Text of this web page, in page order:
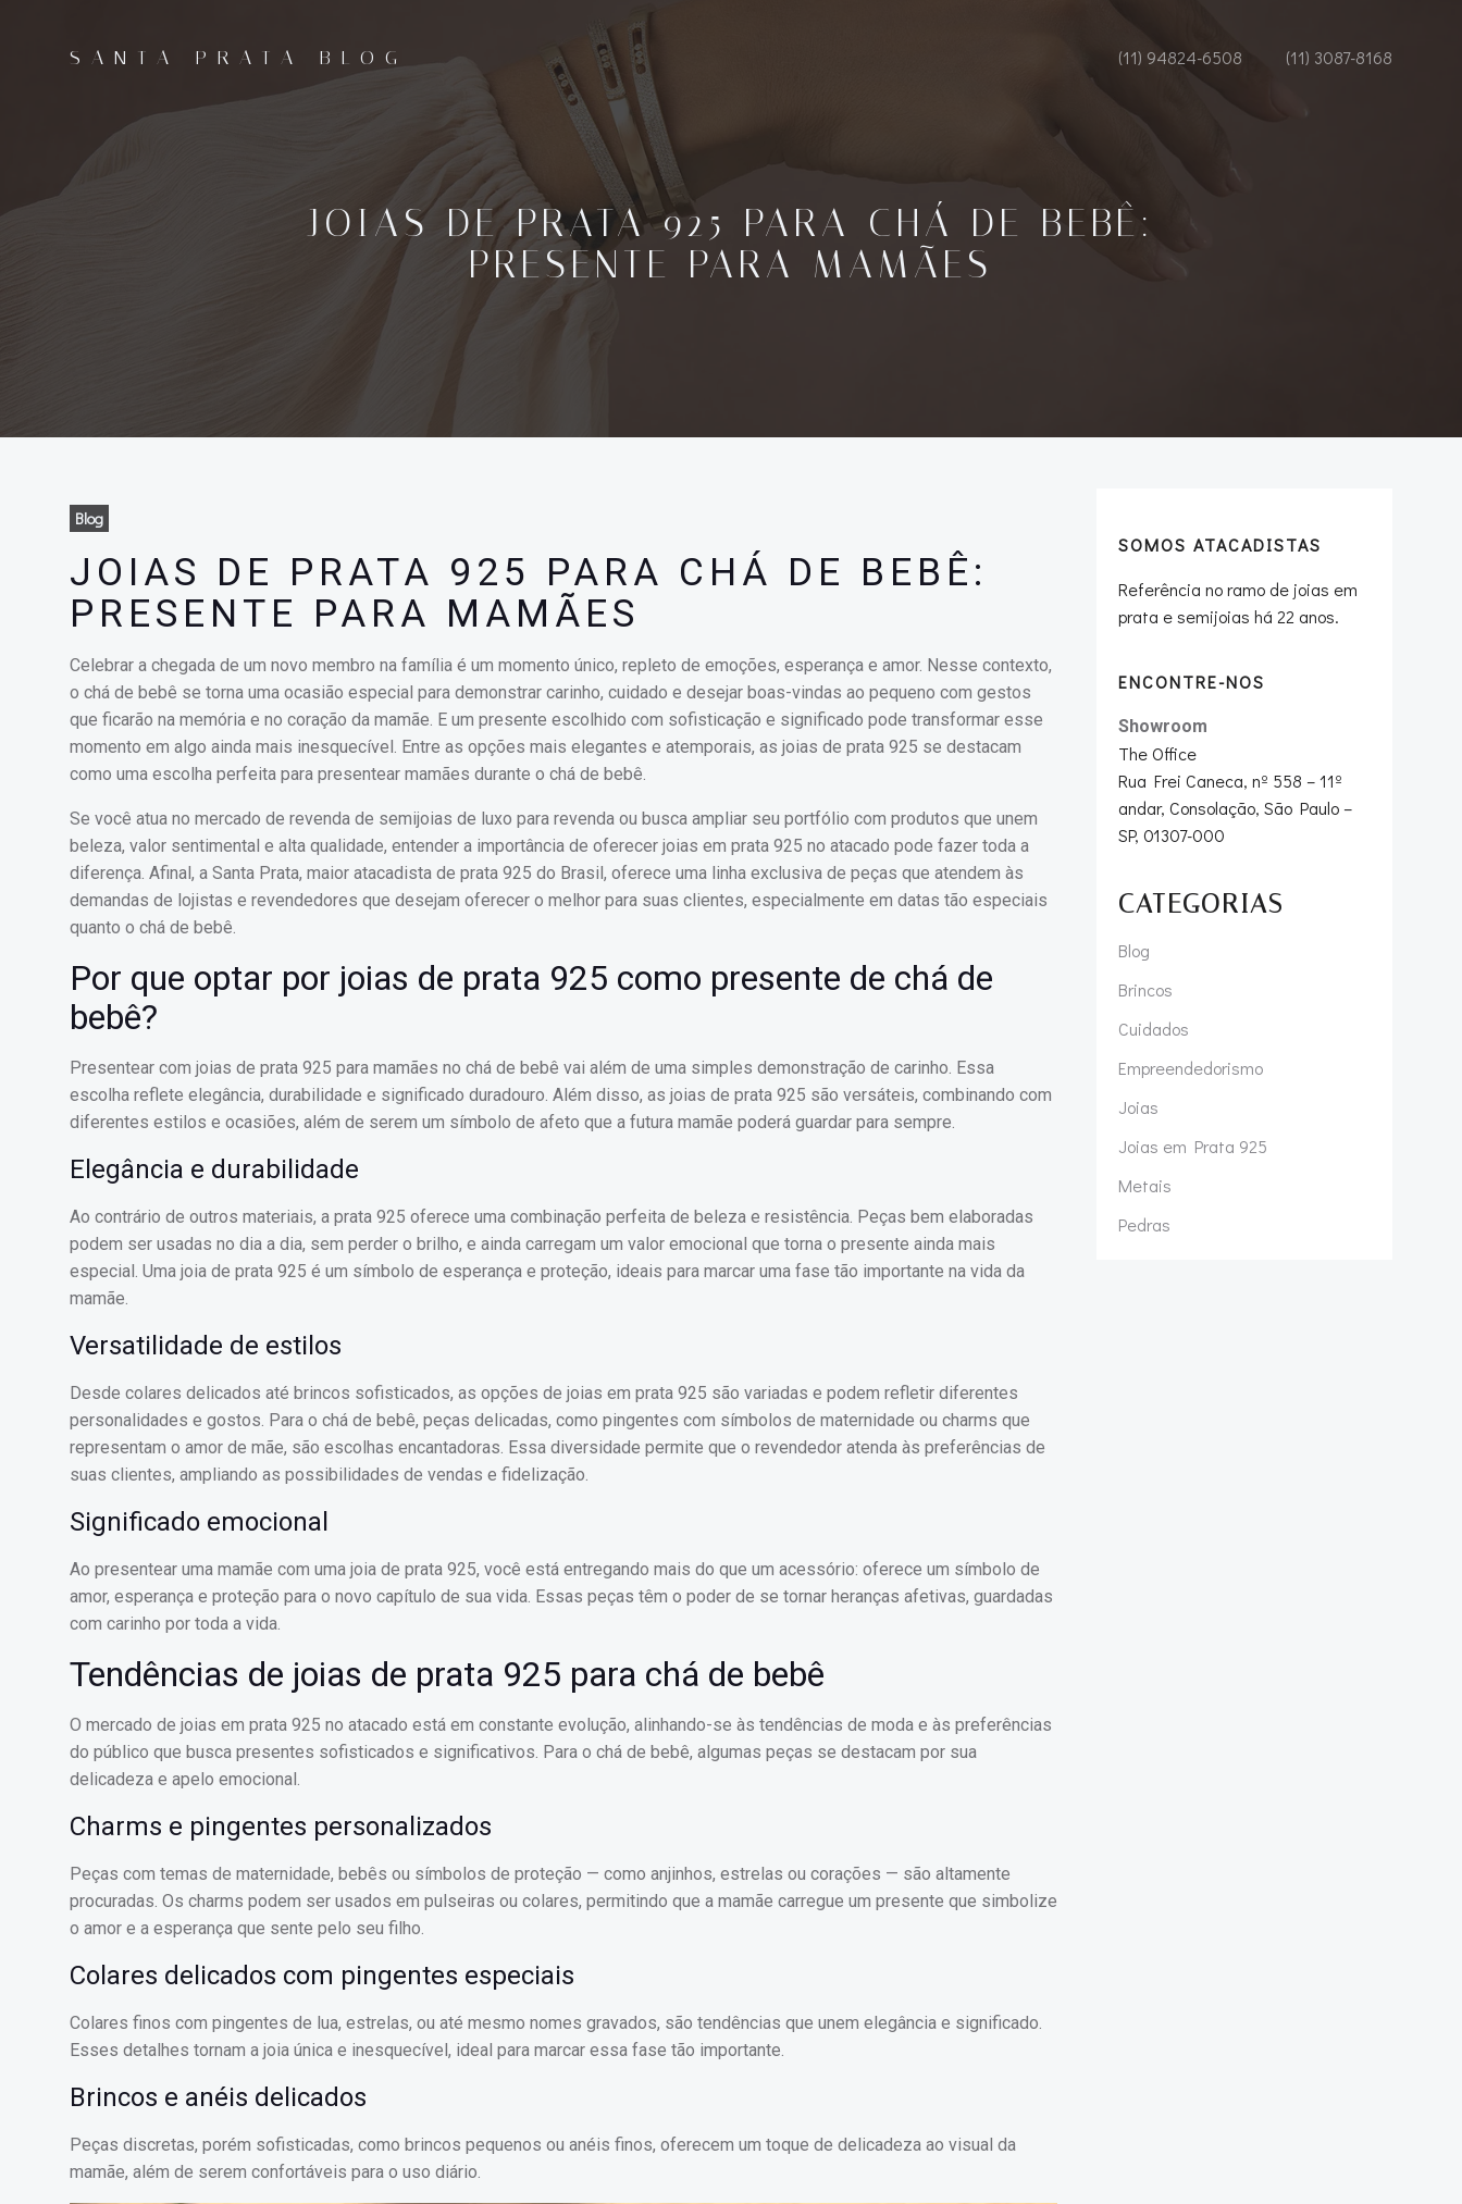
SANTA PRATA BLOG (11) 94824-6508 (11) 3087-8168
JOIAS DE PRATA 925 PARA CHÁ DE BEBÊ:
PRESENTE PARA MAMÃES
Blog
JOIAS DE PRATA 925 PARA CHÁ DE BEBÊ:
PRESENTE PARA MAMÃES
Celebrar a chegada de um novo membro na família é um momento único, repleto de emoções, esperança e amor. Nesse contexto,
o chá de bebê se torna uma ocasião especial para demonstrar carinho, cuidado e desejar boas-vindas ao pequeno com gestos
que ficarão na memória e no coração da mamãe. E um presente escolhido com sofisticação e significado pode transformar esse
momento em algo ainda mais inesquecível. Entre as opções mais elegantes e atemporais, as joias de prata 925 se destacam
como uma escolha perfeita para presentear mamães durante o chá de bebê.
Se você atua no mercado de revenda de semijoias de luxo para revenda ou busca ampliar seu portfólio com produtos que unem
beleza, valor sentimental e alta qualidade, entender a importância de oferecer joias em prata 925 no atacado pode fazer toda a
diferença. Afinal, a Santa Prata, maior atacadista de prata 925 do Brasil, oferece uma linha exclusiva de peças que atendem às
demandas de lojistas e revendedores que desejam oferecer o melhor para suas clientes, especialmente em datas tão especiais
quanto o chá de bebê.
Por que optar por joias de prata 925 como presente de chá de
bebê?
Presentear com joias de prata 925 para mamães no chá de bebê vai além de uma simples demonstração de carinho. Essa
escolha reflete elegância, durabilidade e significado duradouro. Além disso, as joias de prata 925 são versáteis, combinando com
diferentes estilos e ocasiões, além de serem um símbolo de afeto que a futura mamãe poderá guardar para sempre.
Elegância e durabilidade
Ao contrário de outros materiais, a prata 925 oferece uma combinação perfeita de beleza e resistência. Peças bem elaboradas
podem ser usadas no dia a dia, sem perder o brilho, e ainda carregam um valor emocional que torna o presente ainda mais
especial. Uma joia de prata 925 é um símbolo de esperança e proteção, ideais para marcar uma fase tão importante na vida da
mamãe.
Versatilidade de estilos
Desde colares delicados até brincos sofisticados, as opções de joias em prata 925 são variadas e podem refletir diferentes
personalidades e gostos. Para o chá de bebê, peças delicadas, como pingentes com símbolos de maternidade ou charms que
representam o amor de mãe, são escolhas encantadoras. Essa diversidade permite que o revendedor atenda às preferências de
suas clientes, ampliando as possibilidades de vendas e fidelização.
Significado emocional
Ao presentear uma mamãe com uma joia de prata 925, você está entregando mais do que um acessório: oferece um símbolo de
amor, esperança e proteção para o novo capítulo de sua vida. Essas peças têm o poder de se tornar heranças afetivas, guardadas
com carinho por toda a vida.
Tendências de joias de prata 925 para chá de bebê
O mercado de joias em prata 925 no atacado está em constante evolução, alinhando-se às tendências de moda e às preferências
do público que busca presentes sofisticados e significativos. Para o chá de bebê, algumas peças se destacam por sua
delicadeza e apelo emocional.
Charms e pingentes personalizados
Peças com temas de maternidade, bebês ou símbolos de proteção — como anjinhos, estrelas ou corações — são altamente
procuradas. Os charms podem ser usados em pulseiras ou colares, permitindo que a mamãe carregue um presente que simbolize
o amor e a esperança que sente pelo seu filho.
Colares delicados com pingentes especiais
Colares finos com pingentes de lua, estrelas, ou até mesmo nomes gravados, são tendências que unem elegância e significado.
Esses detalhes tornam a joia única e inesquecível, ideal para marcar essa fase tão importante.
Brincos e anéis delicados
Peças discretas, porém sofisticadas, como brincos pequenos ou anéis finos, oferecem um toque de delicadeza ao visual da
mamãe, além de serem confortáveis para o uso diário.
SOMOS ATACADISTAS
Referência no ramo de joias em
prata e semijoias há 22 anos.
ENCONTRE-NOS
Showroom
The Office
Rua Frei Caneca, nº 558 – 11º
andar, Consolação, São Paulo –
SP, 01307-000
CATEGORIAS
Blog
Brincos
Cuidados
Empreendedorismo
Joias
Joias em Prata 925
Metais
Pedras